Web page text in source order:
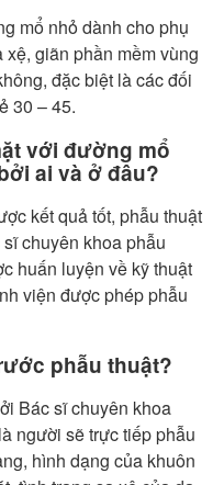
mổ nhỏ dành cho phụ
giãn phần mềm vùng
đặc biệt là các đối
30 – 45.
với đường mổ
ai và ở đâu?
kết quả tốt, phẫu thuật
chuyên khoa phẫu
huấn luyện về kỹ thuật
viện được phép phẫu
phẫu thuật?
Bác sĩ chuyên khoa
người sẽ trực tiếp phẫu
hình dạng của khuôn